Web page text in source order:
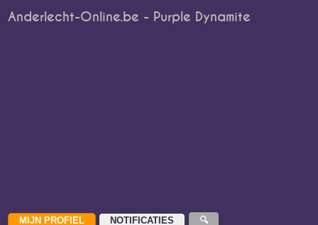
Anderlecht-Online.be - Purple Dynamite